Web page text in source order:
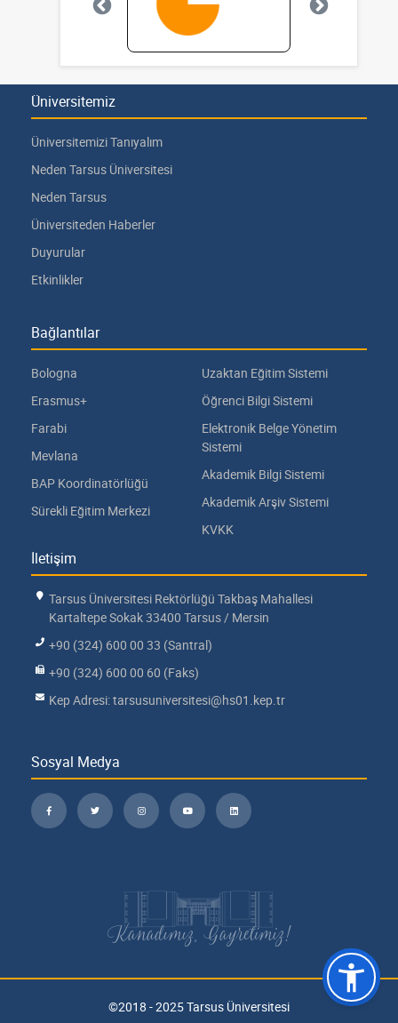
Üniversitemiz
Üniversitemizi Tanıyalım
Neden Tarsus Üniversitesi
Neden Tarsus
Üniversiteden Haberler
Duyurular
Etkinlikler
Bağlantılar
Bologna
Erasmus+
Farabi
Mevlana
BAP Koordinatörlüğü
Sürekli Eğitim Merkezi
Uzaktan Eğitim Sistemi
Öğrenci Bilgi Sistemi
Elektronik Belge Yönetim
Sistemi
Akademik Bilgi Sistemi
Akademik Arşiv Sistemi
KVKK
İletişim
Tarsus Üniversitesi Rektörlüğü Takbaş Mahallesi
Kartaltepe Sokak 33400 Tarsus / Mersin
+90 (324) 600 00 33 (Santral)
+90 (324) 600 00 60 (Faks)
Kep Adresi: tarsusuniversitesi@hs01.kep.tr
Sosyal Medya
Kanadımız, Gayretimiz!
©2018 - 2025 Tarsus Üniversitesi